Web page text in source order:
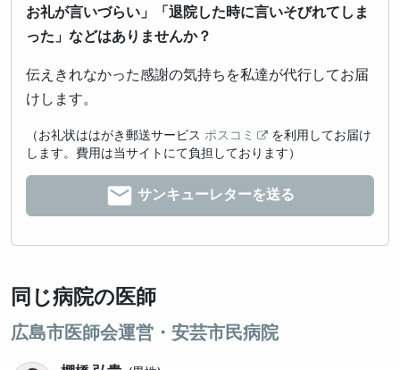
お礼が言いづらい」「退院した時に言いそびれてしま
った」などはありませんか？
伝えきれなかった感謝の気持ちを私達が代行してお届
けします。
（お礼状ははがき郵送サービス ポスコミ
を利用してお届け
します。費用は当サイトにて負担しております）
サンキューレターを送る
同じ病院の医師
広島市医師会運営・安芸市民病院